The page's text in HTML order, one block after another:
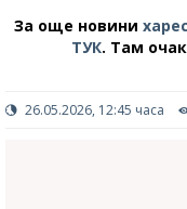
За още новини
ТУК. Там
26.05.2026, 12:45 часа